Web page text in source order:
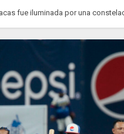
fue iluminada por una